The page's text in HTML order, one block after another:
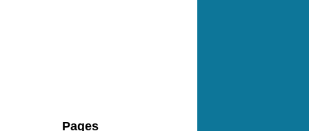
Pages